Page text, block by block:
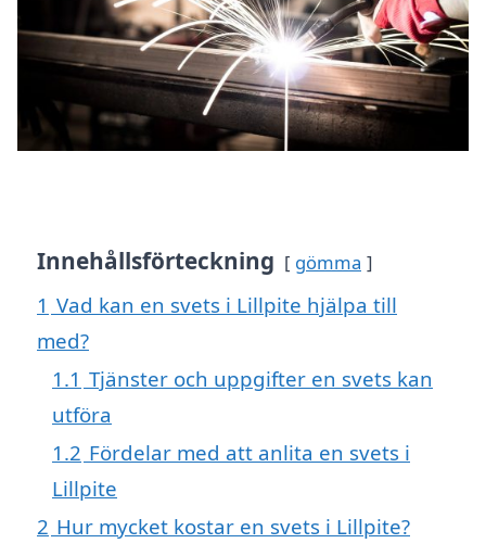
Innehållsförteckning gömma
1 Vad kan en svets i Lillpite hjälpa till
med?
1.1 Tjänster och uppgifter en svets kan
utföra
1.2 Fördelar med att anlita en svets i
Lillpite
2 Hur mycket kostar en svets i Lillpite?